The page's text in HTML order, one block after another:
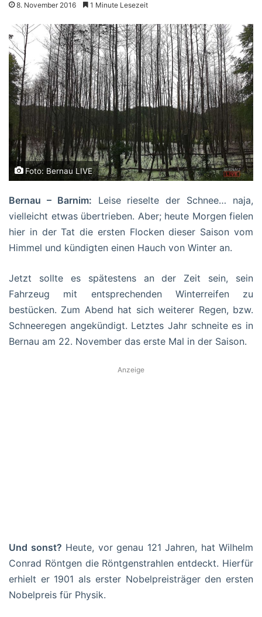
8. November 2016 1 Minute Lesezeit
Foto: Bernau LIVE
Bernau – Barnim: Leise rieselte der Schnee… naja,
vielleicht etwas übertrieben. Aber; heute Morgen fielen
hier in der Tat die ersten Flocken dieser Saison vom
Himmel und kündigten einen Hauch von Winter an.
Jetzt sollte es spätestens an der Zeit sein, sein
Fahrzeug mit entsprechenden Winterreifen zu
bestücken. Zum Abend hat sich weiterer Regen, bzw.
Schneeregen angekündigt. Letztes Jahr schneite es in
Bernau am 22. November das erste Mal in der Saison.
Anzeige
Und sonst? Heute, vor genau 121 Jahren, hat Wilhelm
Conrad Röntgen die Röntgenstrahlen entdeckt. Hierfür
erhielt er 1901 als erster Nobelpreisträger den ersten
Nobelpreis für Physik.